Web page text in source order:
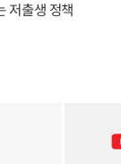
저출생 정책